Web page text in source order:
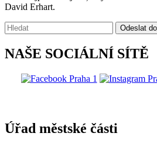
David Erhart.
Vyhledávání:
Odeslat
NAŠE SOCIÁLNÍ SÍTĚ
Úřad městské části